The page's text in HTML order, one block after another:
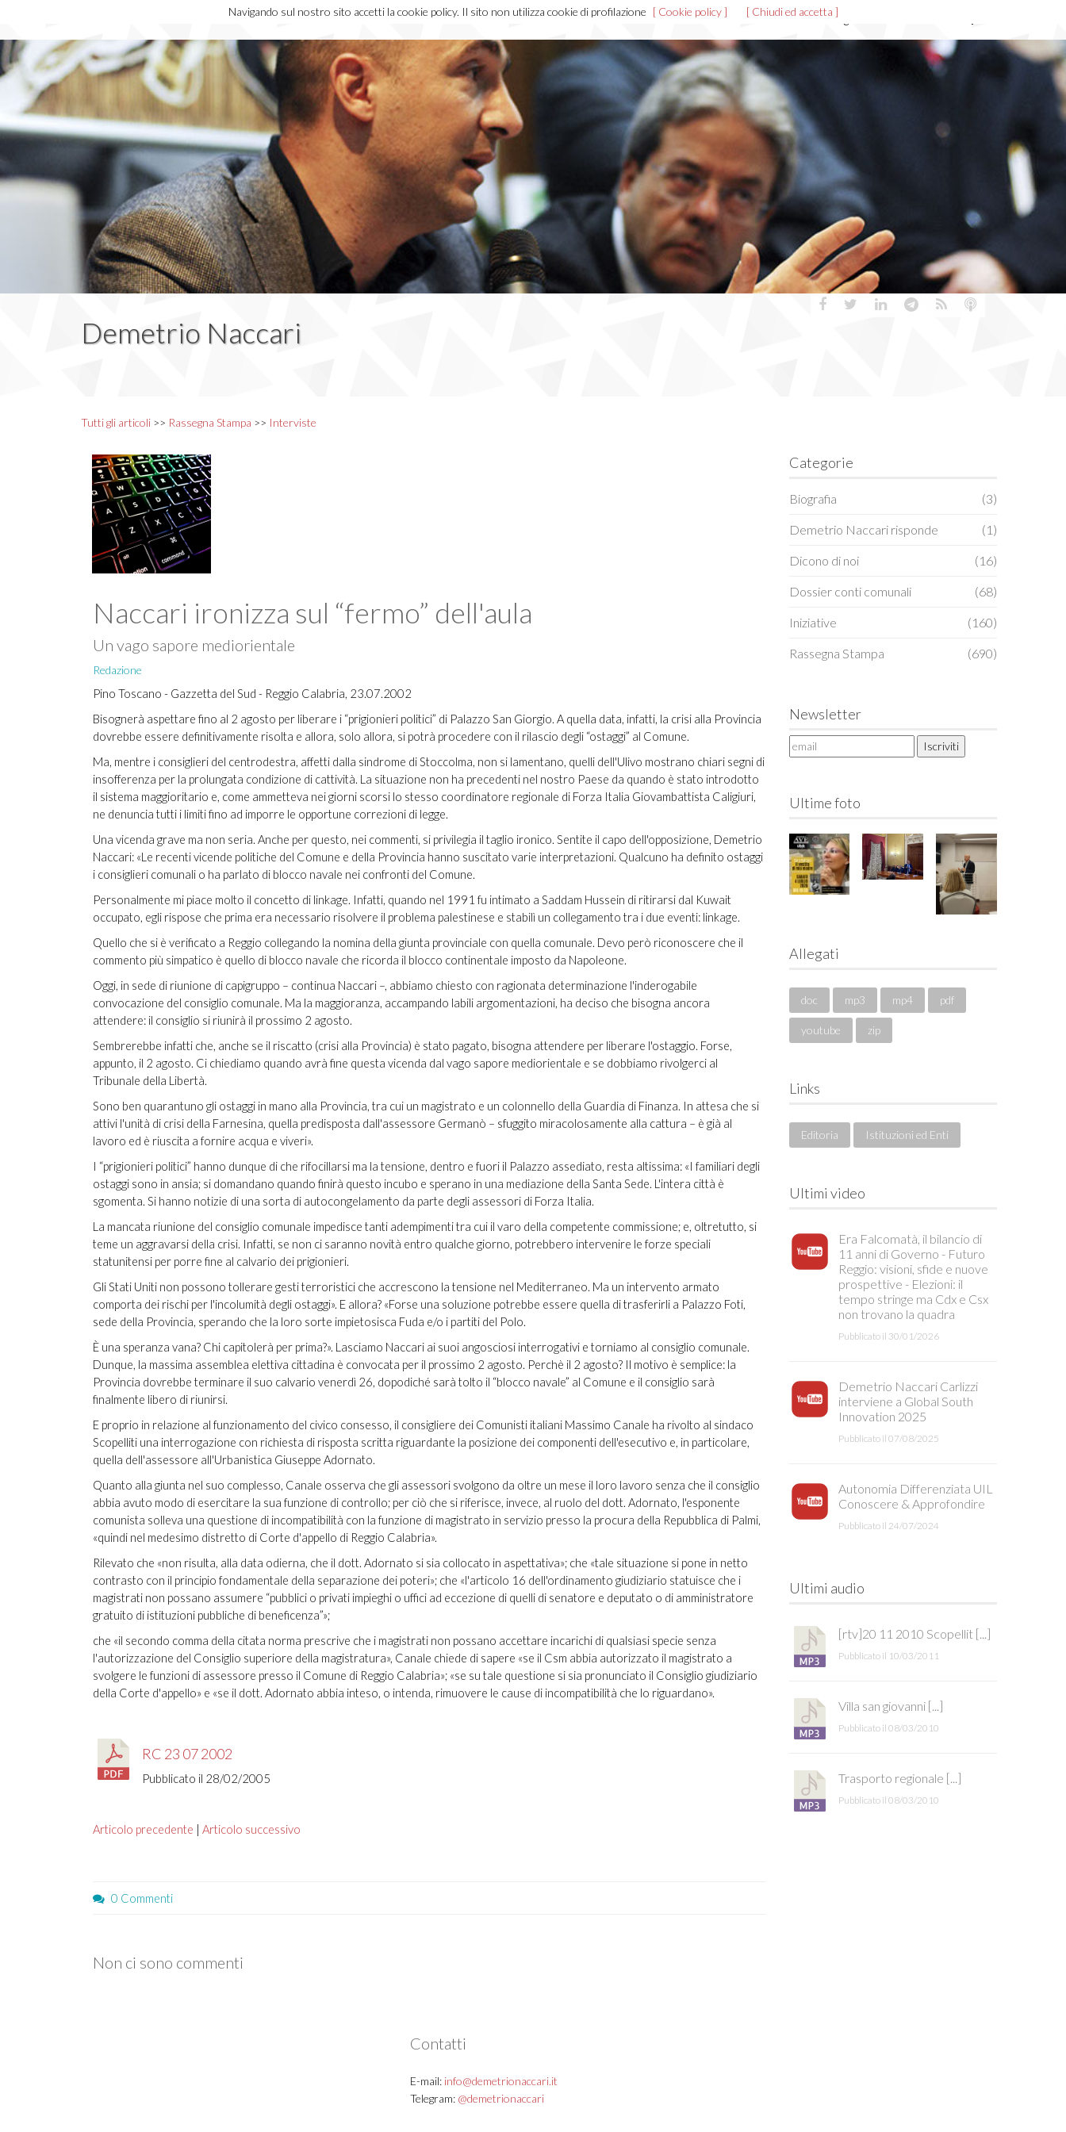
Home Chi sono News ed eventi Allegati
Demetrio Naccari
Tutti gli articoli >> Rassegna Stampa >> Interviste
Naccari ironizza sul “fermo” dell'aula
Un vago sapore mediorientale
Redazione
Pino Toscano - Gazzetta del Sud - Reggio Calabria, 23.07.2002
Bisognerà aspettare fino al 2 agosto per liberare i “prigionieri politici” di Palazzo San Giorgio. A quella data, infatti, la crisi alla Provincia
dovrebbe essere definitivamente risolta e allora, solo allora, si potrà procedere con il rilascio degli “ostaggi” al Comune.
Ma, mentre i consiglieri del centrodestra, affetti dalla sindrome di Stoccolma, non si lamentano, quelli dell'Ulivo mostrano chiari segni di
insofferenza per la prolungata condizione di cattività. La situazione non ha precedenti nel nostro Paese da quando è stato introdotto
il sistema maggioritario e, come ammetteva nei giorni scorsi lo stesso coordinatore regionale di Forza Italia Giovambattista Caligiuri,
ne denuncia tutti i limiti fino ad imporre le opportune correzioni di legge.
Una vicenda grave ma non seria. Anche per questo, nei commenti, si privilegia il taglio ironico. Sentite il capo dell'opposizione, Demetrio
Naccari: «Le recenti vicende politiche del Comune e della Provincia hanno suscitato varie interpretazioni. Qualcuno ha definito ostaggi
i consiglieri comunali o ha parlato di blocco navale nei confronti del Comune.
Personalmente mi piace molto il concetto di linkage. Infatti, quando nel 1991 fu intimato a Saddam Hussein di ritirarsi dal Kuwait
occupato, egli rispose che prima era necessario risolvere il problema palestinese e stabilì un collegamento tra i due eventi: linkage.
Quello che si è verificato a Reggio collegando la nomina della giunta provinciale con quella comunale. Devo però riconoscere che il
commento più simpatico è quello di blocco navale che ricorda il blocco continentale imposto da Napoleone.
Oggi, in sede di riunione di capigruppo – continua Naccari –, abbiamo chiesto con ragionata determinazione l'inderogabile
convocazione del consiglio comunale. Ma la maggioranza, accampando labili argomentazioni, ha deciso che bisogna ancora
attendere: il consiglio si riunirà il prossimo 2 agosto.
Sembrerebbe infatti che, anche se il riscatto (crisi alla Provincia) è stato pagato, bisogna attendere per liberare l'ostaggio. Forse,
appunto, il 2 agosto. Ci chiediamo quando avrà fine questa vicenda dal vago sapore mediorientale e se dobbiamo rivolgerci al
Tribunale della Libertà.
Sono ben quarantuno gli ostaggi in mano alla Provincia, tra cui un magistrato e un colonnello della Guardia di Finanza. In attesa che si
attivi l'unità di crisi della Farnesina, quella predisposta dall'assessore Germanò – sfuggito miracolosamente alla cattura – è già al
lavoro ed è riuscita a fornire acqua e viveri».
I “prigionieri politici” hanno dunque di che rifocillarsi ma la tensione, dentro e fuori il Palazzo assediato, resta altissima: «I familiari degli
ostaggi sono in ansia; si domandano quando finirà questo incubo e sperano in una mediazione della Santa Sede. L'intera città è
sgomenta. Si hanno notizie di una sorta di autocongelamento da parte degli assessori di Forza Italia.
La mancata riunione del consiglio comunale impedisce tanti adempimenti tra cui il varo della competente commissione; e, oltretutto, si
teme un aggravarsi della crisi. Infatti, se non ci saranno novità entro qualche giorno, potrebbero intervenire le forze speciali
statunitensi per porre fine al calvario dei prigionieri.
Gli Stati Uniti non possono tollerare gesti terroristici che accrescono la tensione nel Mediterraneo. Ma un intervento armato
comporta dei rischi per l'incolumità degli ostaggi». E allora? «Forse una soluzione potrebbe essere quella di trasferirli a Palazzo Foti,
sede della Provincia, sperando che la loro sorte impietosisca Fuda e/o i partiti del Polo.
È una speranza vana? Chi capitolerà per prima?». Lasciamo Naccari ai suoi angosciosi interrogativi e torniamo al consiglio comunale.
Dunque, la massima assemblea elettiva cittadina è convocata per il prossimo 2 agosto. Perchè il 2 agosto? Il motivo è semplice: la
Provincia dovrebbe terminare il suo calvario venerdì 26, dopodiché sarà tolto il “blocco navale” al Comune e il consiglio sarà
finalmente libero di riunirsi.
E proprio in relazione al funzionamento del civico consesso, il consigliere dei Comunisti italiani Massimo Canale ha rivolto al sindaco
Scopelliti una interrogazione con richiesta di risposta scritta riguardante la posizione dei componenti dell'esecutivo e, in particolare,
quella dell'assessore all'Urbanistica Giuseppe Adornato.
Quanto alla giunta nel suo complesso, Canale osserva che gli assessori svolgono da oltre un mese il loro lavoro senza che il consiglio
abbia avuto modo di esercitare la sua funzione di controllo; per ciò che si riferisce, invece, al ruolo del dott. Adornato, l'esponente
comunista solleva una questione di incompatibilità con la funzione di magistrato in servizio presso la procura della Repubblica di Palmi,
«quindi nel medesimo distretto di Corte d'appello di Reggio Calabria».
Rilevato che «non risulta, alla data odierna, che il dott. Adornato si sia collocato in aspettativa»; che «tale situazione si pone in netto
contrasto con il principio fondamentale della separazione dei poteri»; che «l'articolo 16 dell'ordinamento giudiziario statuisce che i
magistrati non possano assumere “pubblici o privati impieghi o uffici ad eccezione di quelli di senatore e deputato o di amministratore
gratuito di istituzioni pubbliche di beneficenza”»;
che «il secondo comma della citata norma prescrive che i magistrati non possano accettare incarichi di qualsiasi specie senza
l'autorizzazione del Consiglio superiore della magistratura», Canale chiede di sapere «se il Csm abbia autorizzato il magistrato a
svolgere le funzioni di assessore presso il Comune di Reggio Calabria»; «se su tale questione si sia pronunciato il Consiglio giudiziario
della Corte d'appello» e «se il dott. Adornato abbia inteso, o intenda, rimuovere le cause di incompatibilità che lo riguardano».
RC 23 07 2002
Pubblicato il 28/02/2005
Articolo precedente | Articolo successivo
0 Commenti
Non ci sono commenti
Categorie
Biografia (3)
Demetrio Naccari risponde (1)
Dicono di noi (16)
Dossier conti comunali (68)
Iniziative (160)
Rassegna Stampa (690)
Newsletter
Ultime foto
Allegati
doc mp3 mp4 pdf
youtube zip
Links
Editoria Istituzioni ed Enti
Ultimi video
Era Falcomatà, il bilancio di
11 anni di Governo - Futuro
Reggio: visioni, sfide e nuove
prospettive - Elezioni: il
tempo stringe ma Cdx e Csx
non trovano la quadra
Pubblicato il 30/01/2026
Demetrio Naccari Carlizzi
interviene a Global South
Innovation 2025
Pubblicato il 07/08/2025
Autonomia Differenziata UIL
Conoscere & Approfondire
Pubblicato il 24/07/2024
Ultimi audio
[rtv]20 11 2010 Scopellit [...]
Pubblicato il 10/03/2011
Villa san giovanni [...]
Pubblicato il 08/03/2010
Trasporto regionale [...]
Pubblicato il 08/03/2010
Contatti
E-mail: info@demetrionaccari.it
Telegram: @demetrionaccari
Navigando sul nostro sito accetti la cookie policy. Il sito non utilizza cookie di profilazione [ Cookie policy ] [ Chiudi ed accetta ]